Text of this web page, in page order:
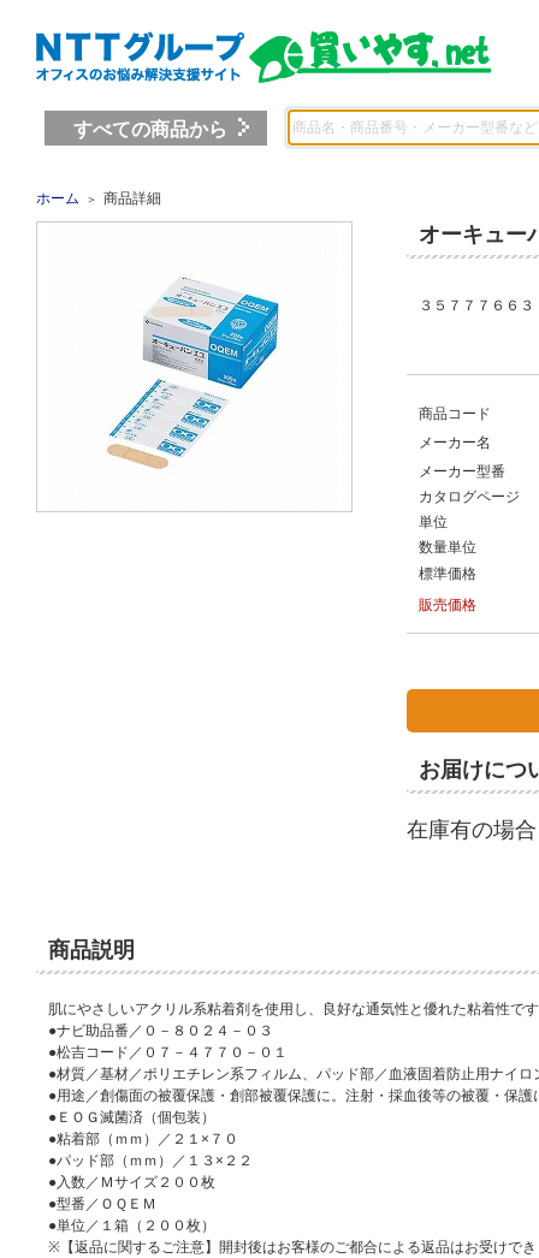
すべての商品から
ホーム ＞ 商品詳細
オーキュー
３５７７７６６
商品コード
メーカー名
メーカー型番
カタログページ
単位
数量単位
標準価格
販売価格
お届けにつ
在庫有の場
商品説明
肌にやさしいアクリル系粘着剤を使用し、良好な通気性と優れた粘着性で
●ナビ助品番／０－８０２４－０３
●松吉コード／０７－４７７０－０１
●材質／基材／ポリエチレン系フィルム、パッド部／血液固着防止用ナイ
●用途／創傷面の被覆保護・創部被覆保護に。注射・採血後等の被覆・保護
●ＥＯＧ滅菌済（個包装）
●粘着部（ｍｍ）／２１×７０
●パッド部（ｍｍ）／１３×２２
●入数／Ｍサイズ２００枚
●型番／ＯＱＥＭ
●単位／１箱（２００枚）
※【返品に関するご注意】開封後はお客様のご都合による返品はお受けで